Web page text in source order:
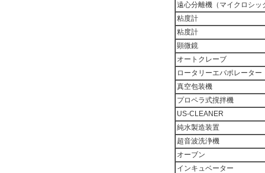
遠心分離機（マイクロシッ
粘度計
粘度計
顕微鏡
オートクレーブ
ロータリーエバポレーター
真空包装機
プロペラ式撹拌機
US-CLEANER
純水製造装置
超音波洗浄機
オーブン
インキュベーター